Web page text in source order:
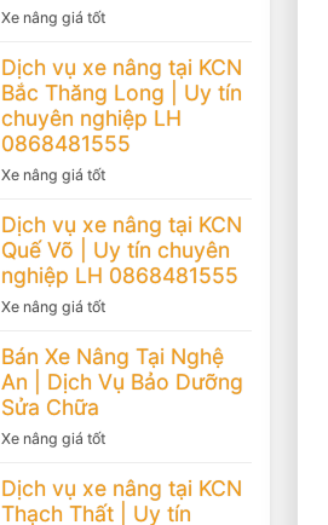
Xe nâng giá tốt
Dịch vụ xe nâng tại KCN
Bắc Thăng Long | Uy tín
chuyên nghiệp LH
0868481555
Xe nâng giá tốt
Dịch vụ xe nâng tại KCN
Quế Võ | Uy tín chuyên
nghiệp LH 0868481555
Xe nâng giá tốt
Bán Xe Nâng Tại Nghệ
An | Dịch Vụ Bảo Dưỡng
Sửa Chữa
Xe nâng giá tốt
Dịch vụ xe nâng tại KCN
Thạch Thất | Uy tín